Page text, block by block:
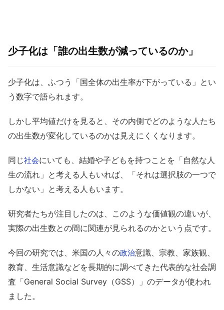
少子化は「誰の出生数が減っているのか」
少子化は、ふつう「国全体の出生率が下がっている」とい
う数字で語られます。
しかし平均値だけを見ると、その内側でどのような人たち
の出生数が変化しているのかは見えにくくなります。
同じ社会にいても、結婚や子どもを持つことを「自然な人
生の流れ」と考える人もいれば、「それは選択肢の一つで
しかない」と考える人もいます。
研究者たちが注目したのは、このような価値観の違いが、
実際の出生数との間に関連が見られるのかという点です。
今回の研究では、米国の人々の政治意識、宗教、家族観、
教育、生活意識などを長期的に調べてきた代表的な社会調
査「General Social Survey（GSS）」のデータが使われ
ました。